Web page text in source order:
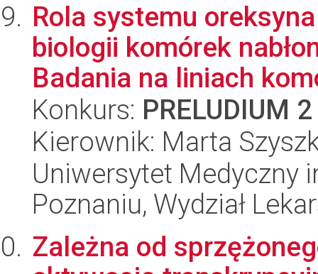
Rola systemu
biologii komórek
Badania na liniach
Konkurs: PRELUDIUM 2
Kierownik: Marta
Uniwersytet Medyczny
Poznaniu, Wydział
Zależna od